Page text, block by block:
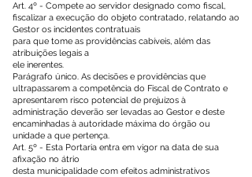
Art. 4º - Compete ao servidor designado como fiscal,
fiscalizar a execução do objeto contratado, relatando ao
Gestor os incidentes contratuais
para que tome as providências cabíveis, além das
atribuições legais a
ele inerentes.
Parágrafo único. As decisões e providências que
ultrapassarem a competência do Fiscal de Contrato e
apresentarem risco potencial de prejuízos à
administração deverão ser levadas ao Gestor e deste
encaminhadas à autoridade máxima do órgão ou
unidade a que pertença.
Art. 5º - Esta Portaria entra em vigor na data de sua
afixação no átrio
desta municipalidade com efeitos administrativos